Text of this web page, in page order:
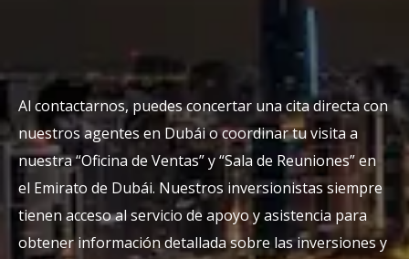
Al contactarnos, puedes concertar una cita directa con
nuestros agentes en Dubái o coordinar tu visita a
nuestra “Oficina de Ventas” y “Sala de Reuniones” en
el Emirato de Dubái. Nuestros inversionistas siempre
tienen acceso al servicio de apoyo y asistencia para
obtener información detallada sobre las inversiones y